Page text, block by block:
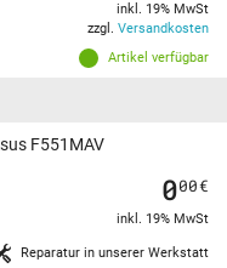
Artikel verfügbar
inkl. 19% MwSt
zzgl. Versandkosten
F551MAV
Reparatur in unserer Werkstatt
000€
inkl. 19% MwSt